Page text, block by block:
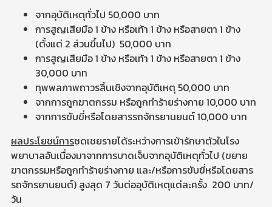
จากอุบัติเหตุทั่วไป 50,000 บาท
การสูญเสียมือ 1 ข้าง หรือเท้า 1 ข้าง หรือสายตา 1 ข้าง
(ตั้งแต่ 2 ส่วนขึ้นไป) 50,000 บาท
การสูญเสียมือ 1 ข้าง หรือเท้า 1 ข้าง หรือสายตา 1 ข้าง
30,000 บาท
ทุพพลภาพถาวรสิ้นเชิงจากอุบัติเหตุ 50,000 บาท
จากการถูกฆาตกรรม หรือถูกทำร้ายร่างกาย 10,000 บาท
จากการขับขี่หรือโดยสารรถจักรยานยนต์ 10,000 บาท
ผลประโยชน์การชดเชยรายได้ระหว่างการเข้ารักษาตัวในโรง
พยาบาลอันเนื่องมาจากการบาดเจ็บจากอุบัติเหตุทั่วไป (ขยาย
ฆาตกรรมหรือถูกทำร้ายร่างกาย และ/หรือการขับขี่หรือโดยสาร
รถจักรยานยนต์) สูงสุด 7 วันต่ออุบัติเหตุแต่ละครั้ง 200 บาท/
วัน